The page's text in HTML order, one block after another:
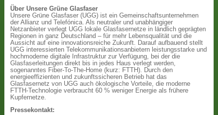
Über Unsere Grüne Glasfaser
Unsere Grüne Glasfaser (UGG) ist ein Gemeinschaftsunternehmen
der Allianz und Telefónica. Als neutraler und unabhängiger
Netzanbieter verlegt UGG lokale Glasfasernetze in ländlich geprägten
Regionen in ganz Deutschland – für mehr Lebensqualität und die
Aussicht auf eine innovationsreiche Zukunft. Darauf aufbauend stellt
UGG interessierten Telekommunikationsanbietern leistungsstarke und
hochmoderne digitale Infrastruktur zur Verfügung, bei der die
Glasfaserleitungen direkt bis in jedes Haus verlegt werden,
sogenanntes Fiber-To-The-Home (kurz: FTTH). Durch den
energieeffizienten und zukunftssicheren Betrieb hat das
Glasfasernetz von UGG auch ökologische Vorteile, die moderne
FTTH-Technologie verbraucht 60 % weniger Energie als frühere
Kupfernetze.
Pressekontakt: